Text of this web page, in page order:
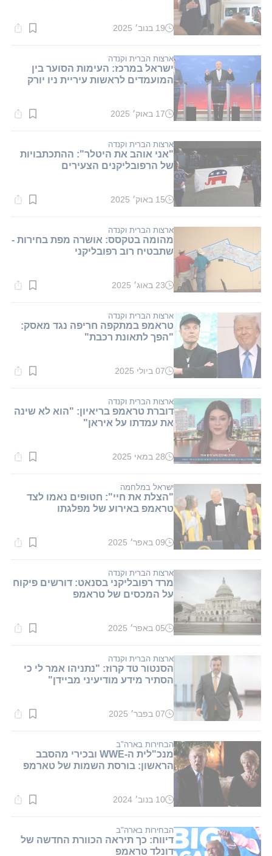
זמן
דקות.
19 בנוב׳ 2025
ארצות הברית וקנדה
ישראל במרכז: העימות הסוער בין
המועמדים לראשות עיריית ניו יורק
זמן
דקות.
17 באוק׳ 2025
ארצות הברית וקנדה
"אני אוהב את היטלר": ההתכתבויות
של הרפובליקנים הצעירים
זמן
דקות.
15 באוק׳ 2025
ארצות הברית וקנדה
מהומה בטקסס: אושרה מפת בחירות -
שתבטיח רוב רפובליקני
זמן
דקות.
23 באוג׳ 2025
ארצות הברית וקנדה
טראמפ במתקפה חריפה נגד מאסק:
"הפך לתאונת רכבת"
זמן
דקות.
07 ביולי 2025
ארצות הברית וקנדה
דוברת טראמפ בריאיון: "הוא לא שינה
את עמדתו על איראן"
זמן
דקות.
28 במאי 2025
ישראל במלחמה
"הצלת את חיי": חטופים נאמו לצד
טראמפ באירוע של מפלגתו
זמן
דקות.
09 באפר׳ 2025
ארצות הברית וקנדה
מרד רפובליקני בסנאט: דורשים פיקוח
על המכסים של טראמפ
זמן
דקות.
05 באפר׳ 2025
ארצות הברית וקנדה
הסנטור טד קרוז: "נתניהו אמר לי כי
הסתיר מידע מודיעיני מביידן"
זמן
דקות.
07 בפבר׳ 2025
הבחירות בארה"ב
מנכ"לית ה-WWE ובכירי מהסבב
הראשון: בורסת השמות של טארמפ
זמן
דקות.
10 בנוב׳ 2024
הבחירות בארה"ב
דיווח: כך תיראה הכוורת החדשה של
דונלד טראמפ